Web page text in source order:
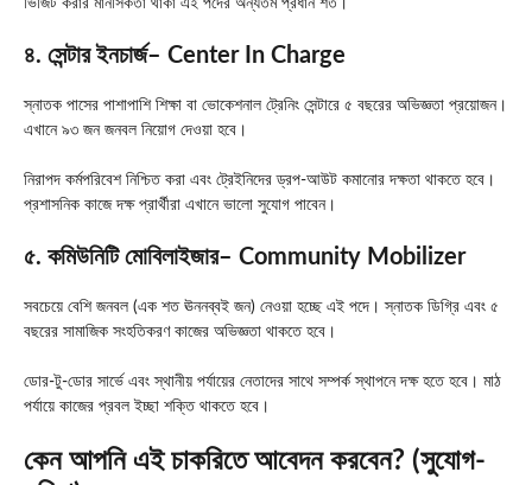
ভিজিট করার মানসিকতা থাকা এই পদের অন্যতম প্রধান শর্ত।
৪. সেন্টার ইনচার্জ– Center In Charge
স্নাতক পাসের পাশাপাশি শিক্ষা বা ভোকেশনাল ট্রেনিং সেন্টারে ৫ বছরের অভিজ্ঞতা প্রয়োজন।
এখানে ৯৩ জন জনবল নিয়োগ দেওয়া হবে।
নিরাপদ কর্মপরিবেশ নিশ্চিত করা এবং ট্রেইনিদের ড্রপ-আউট কমানোর দক্ষতা থাকতে হবে।
প্রশাসনিক কাজে দক্ষ প্রার্থীরা এখানে ভালো সুযোগ পাবেন।
৫. কমিউনিটি মোবিলাইজার– Community Mobilizer
সবচেয়ে বেশি জনবল (এক শত ঊননব্বই জন) নেওয়া হচ্ছে এই পদে। স্নাতক ডিগ্রি এবং ৫
বছরের সামাজিক সংহতিকরণ কাজের অভিজ্ঞতা থাকতে হবে।
ডোর-টু-ডোর সার্ভে এবং স্থানীয় পর্যায়ের নেতাদের সাথে সম্পর্ক স্থাপনে দক্ষ হতে হবে। মাঠ
পর্যায়ে কাজের প্রবল ইচ্ছা শক্তি থাকতে হবে।
কেন আপনি এই চাকরিতে আবেদন করবেন? (সুযোগ-